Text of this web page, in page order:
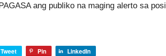
ang publiko na maging alerto sa
Tweet Pin LinkedIn